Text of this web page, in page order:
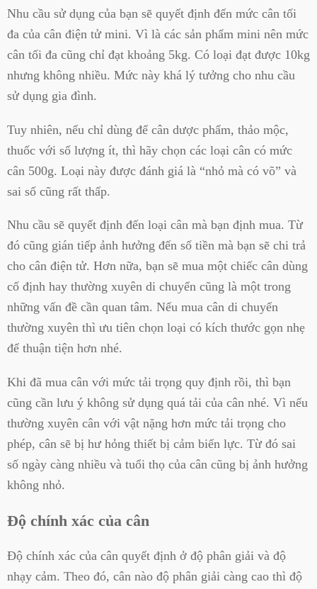
Nhu cầu sử dụng của bạn sẽ quyết định đến mức cân tối
đa của cân điện tử mini. Vì là các sản phẩm mini nên mức
cân tối đa cũng chỉ đạt khoảng 5kg. Có loại đạt được 10kg
nhưng không nhiều. Mức này khá lý tưởng cho nhu cầu
sử dụng gia đình.
Tuy nhiên, nếu chỉ dùng để cân dược phẩm, thảo mộc,
thuốc với số lượng ít, thì hãy chọn các loại cân có mức
cân 500g. Loại này được đánh giá là “nhỏ mà có võ” và
sai số cũng rất thấp.
Nhu cầu sẽ quyết định đến loại cân mà bạn định mua. Từ
đó cũng gián tiếp ảnh hưởng đến số tiền mà bạn sẽ chi trả
cho cân điện tử. Hơn nữa, bạn sẽ mua một chiếc cân dùng
cố định hay thường xuyên di chuyển cũng là một trong
những vấn đề cần quan tâm. Nếu mua cân di chuyển
thường xuyên thì ưu tiên chọn loại có kích thước gọn nhẹ
để thuận tiện hơn nhé.
Khi đã mua cân với mức tải trọng quy định rồi, thì bạn
cũng cần lưu ý không sử dụng quá tải của cân nhé. Vì nếu
thường xuyên cân với vật nặng hơn mức tải trọng cho
phép, cân sẽ bị hư hỏng thiết bị cảm biến lực. Từ đó sai
số ngày càng nhiều và tuổi thọ của cân cũng bị ảnh hưởng
không nhỏ.
Độ chính xác của cân
Độ chính xác của cân quyết định ở độ phân giải và độ
nhạy cảm. Theo đó, cân nào độ phân giải càng cao thì độ